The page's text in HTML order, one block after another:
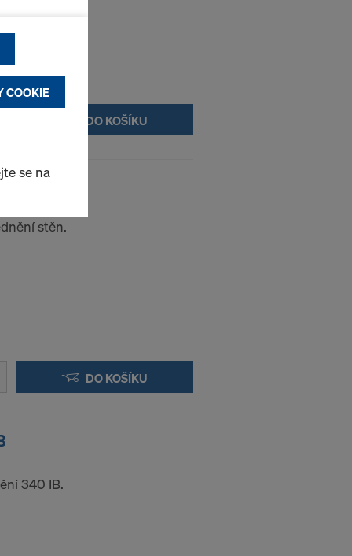
DO KOŠÍKU
IB
stěn.
DO KOŠÍKU
340 IB.
&
soudní
úrovni
třetí
v
a
tomuto
COOKIE
se na